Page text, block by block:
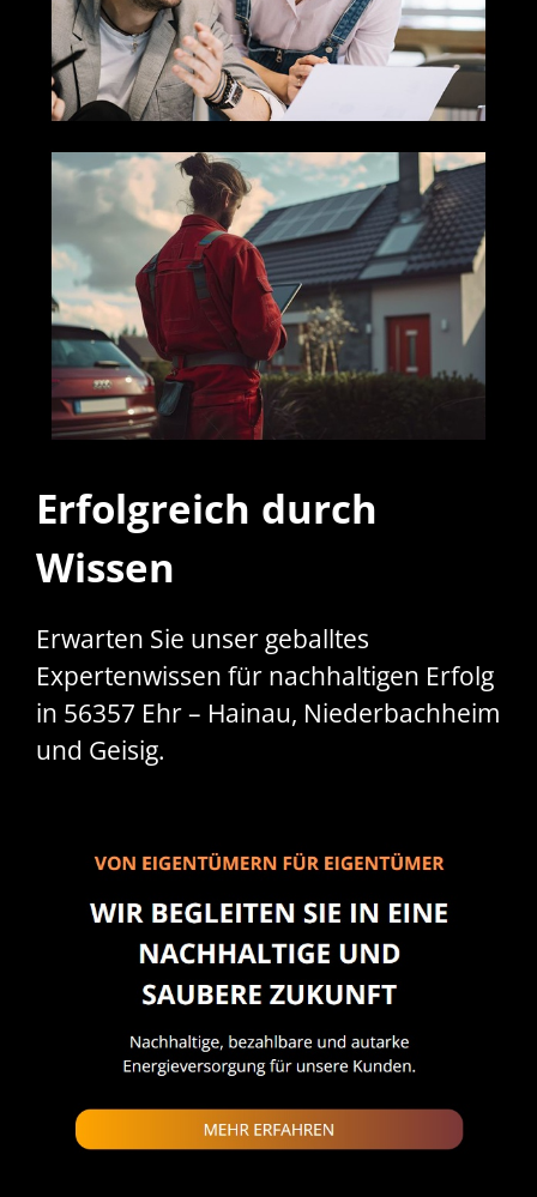
Erfolgreich durch
Wissen
Erwarten Sie unser geballtes
Expertenwissen für nachhaltigen Erfolg
in 56357 Ehr – Hainau, Niederbachheim
und Geisig.